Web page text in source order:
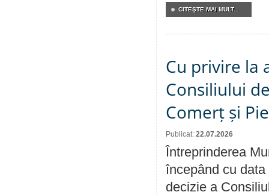
CITEŞTE MAI MULT...
Cu privire la
Consiliului
Comerț și
Publicat: 22.07.2026
Întreprinderea
începând cu
decizie a